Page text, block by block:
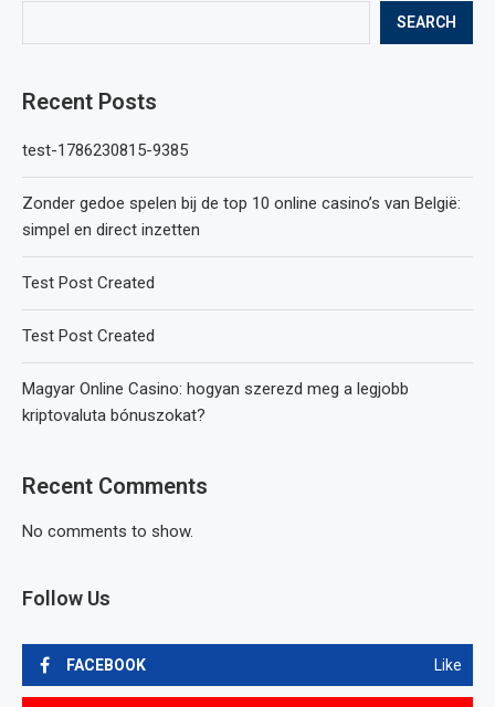
SEARCH
Recent Posts
test-1786230815-9385
Zonder gedoe spelen bij de top 10 online casino’s van België:
simpel en direct inzetten
Test Post Created
Test Post Created
Magyar Online Casino: hogyan szerezd meg a legjobb
kriptovaluta bónuszokat?
Recent Comments
No comments to show.
Follow Us
FACEBOOK Like